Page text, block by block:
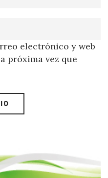
electrónico y web
próxima vez que